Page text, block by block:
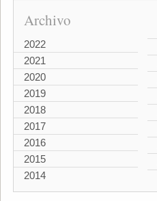
Archivo
2022
2021
2020
2019
2018
2017
2016
2015
2014